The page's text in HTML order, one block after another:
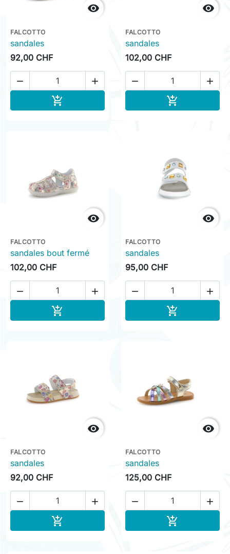

FALCOTTO
sandales
92,00 CHF
 


FALCOTTO
sandales
102,00 CHF
 


FALCOTTO
sandales bout fermé
102,00 CHF
 


FALCOTTO
sandales
95,00 CHF
 


FALCOTTO
sandales
92,00 CHF
 


FALCOTTO
sandales
125,00 CHF
 
